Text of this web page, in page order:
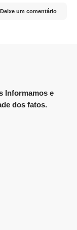
Deixe um comentário
dos fatos.